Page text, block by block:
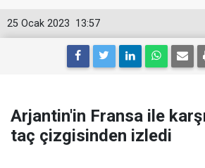
13:57
25 Ocak 2023
Arjantin'in Fransa ile
taç çizgisinden izledi